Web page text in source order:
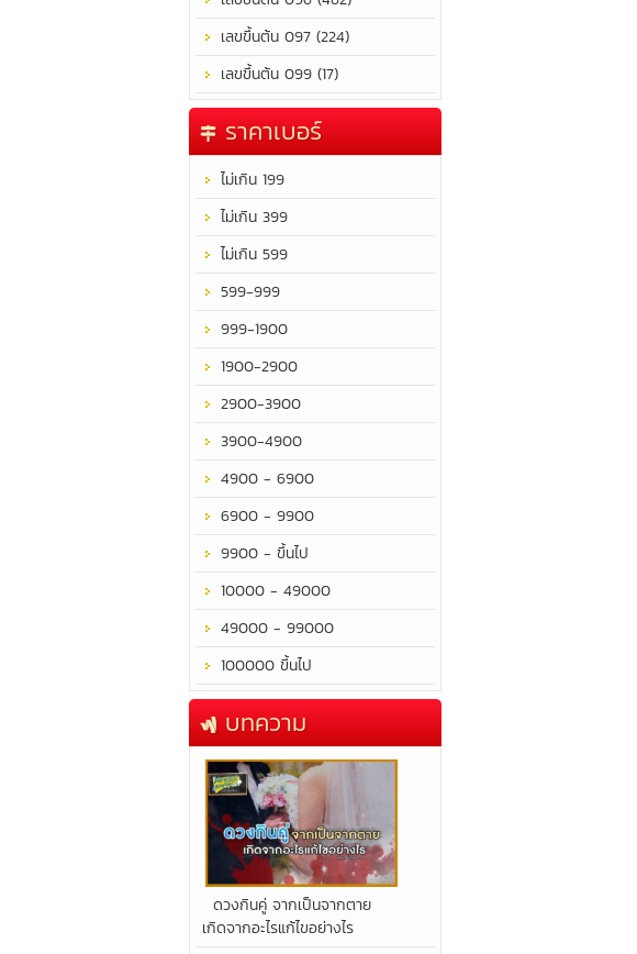
เลขขึ้นต้น 097 (224)
เลขขึ้นต้น 099 (17)
ราคาเบอร์
ไม่เกิน 199
ไม่เกิน 399
ไม่เกิน 599
599-999
999-1900
1900-2900
2900-3900
3900-4900
4900 - 6900
6900 - 9900
9900 - ขึ้นไป
10000 - 49000
49000 - 99000
100000 ขึ้นไป
บทความ
​ดวงกินคู่ จากเป็นจากตาย
เกิดจากอะไรแก้ไขอย่างไร